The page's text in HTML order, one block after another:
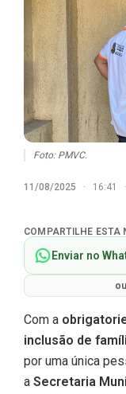
Foto: PMVC.
11/08/2025 · 16:41 ·
COMPARTILHE ESTA
Enviar no
Com a
inclusão de
por uma única
a Secretaria